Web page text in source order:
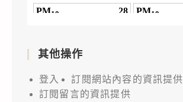
其他操作
登入
訂閱網站內容的資訊提供
訂閱留言的資訊提供